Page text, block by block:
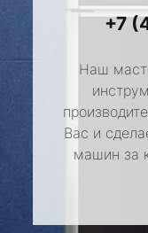
+7
Наш
Вас и
машин за